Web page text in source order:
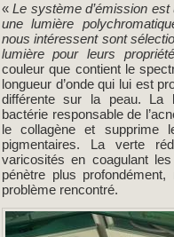
«Le système d’émission
une lumière
nous intéressent sont
lumière pour leurs
couleur que contient le
longueur d’onde qui lui est
différente sur la peau. La
bactérie responsable de
le collagène et supprime
pigmentaires. La verte
varicosités en coagulant
pénètre plus
problème rencontré.